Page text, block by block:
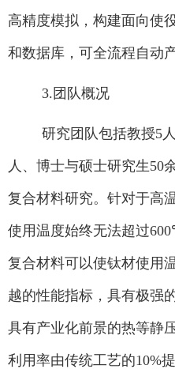
高精度模拟，构建面向使
和数据库，可全流程自动
3. 团队概况
研究团队包括教授5
人、博士与硕士研究生50
复合材料研究。针对于高
使用温度始终无法超过
复合材料可以使钛材使用
越的性能指标，具有极强
具有产业化前景的热等静
利用率由传统工艺的10%